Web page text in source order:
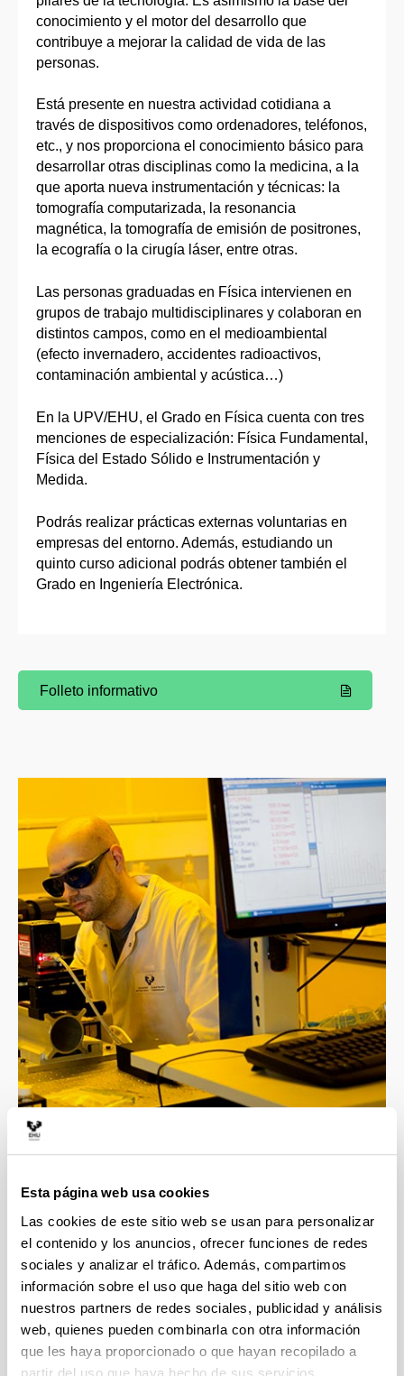
Esta página web usa cookies
Las cookies de este sitio web se usan para personalizar
el contenido y los anuncios, ofrecer funciones de redes
sociales y analizar el tráfico. Además, compartimos
información sobre el uso que haga del sitio web con
nuestros partners de redes sociales, publicidad y análisis
web, quienes pueden combinarla con otra información
que les haya proporcionado o que hayan recopilado a
partir del uso que haya hecho de sus servicios.
conocimiento y el motor del desarrollo que
contribuye a mejorar la calidad de vida de las
personas.
Está presente en nuestra actividad cotidiana a
través de dispositivos como ordenadores, teléfonos,
etc., y nos proporciona el conocimiento básico para
desarrollar otras disciplinas como la medicina, a la
que aporta nueva instrumentación y técnicas: la
tomografía computarizada, la resonancia
magnética, la tomografía de emisión de positrones,
la ecografía o la cirugía láser, entre otras.
Las personas graduadas en Física intervienen en
grupos de trabajo multidisciplinares y colaboran en
distintos campos, como en el medioambiental
(efecto invernadero, accidentes radioactivos,
contaminación ambiental y acústica…)
En la UPV/EHU, el Grado en Física cuenta con tres
menciones de especialización: Física Fundamental,
Física del Estado Sólido e Instrumentación y
Medida.
Podrás realizar prácticas externas voluntarias en
empresas del entorno. Además, estudiando un
quinto curso adicional podrás obtener también el
Grado en Ingeniería Electrónica.
(Abre una nueva ventana)
Folleto informativo
4 razones para elegir este grado
Profesorado altamente cualificado, todos los
docentes cuentan con el título de doctor.
El grado involucra a 4 departamentos de
reconocido prestigio internacional en
investigación, esto facilita la realización de
estudios de postgrado con el apoyo de grupos de
investigación de alto nivel.